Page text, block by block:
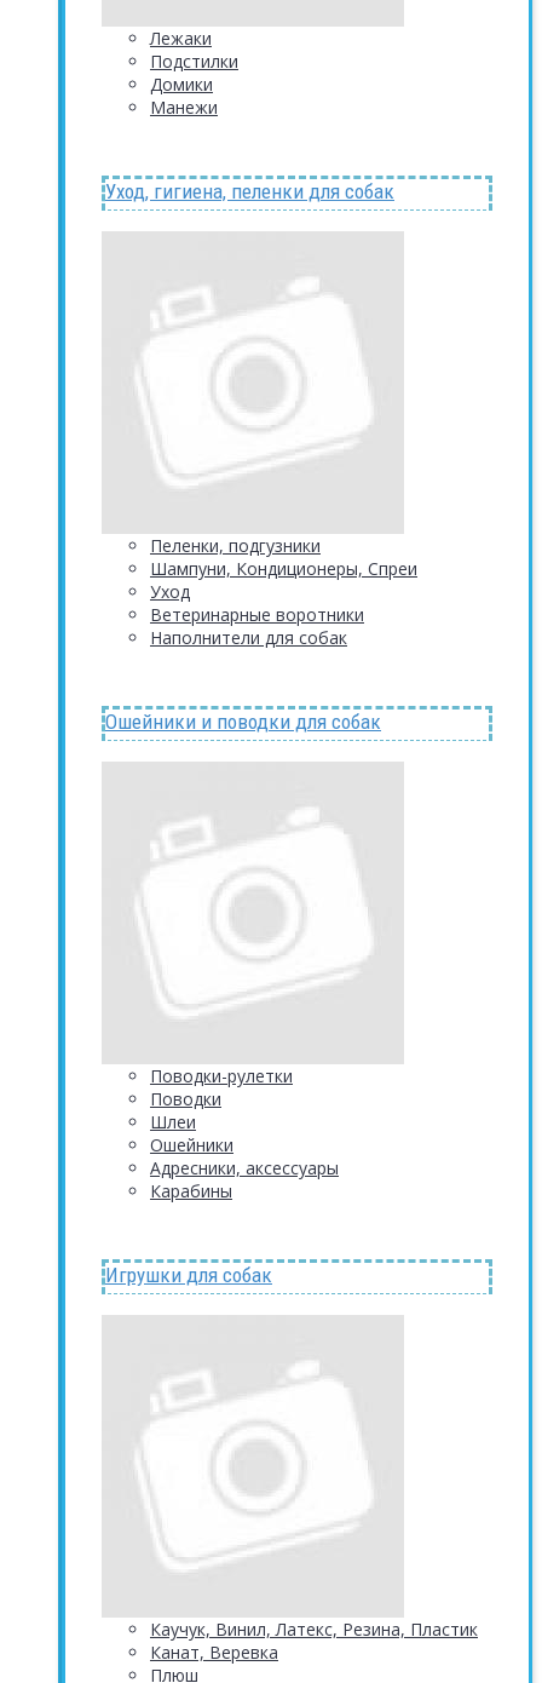
Лежаки
Подстилки
Домики
Манежи
Уход, гигиена, пеленки для собак
Пеленки, подгузники
Шампуни, Кондиционеры, Спреи
Уход
Ветеринарные воротники
Наполнители для собак
Ошейники и поводки для собак
Поводки-рулетки
Поводки
Шлеи
Ошейники
Адресники, аксессуары
Карабины
Игрушки для собак
Каучук, Винил, Латекс, Резина, Пластик
Канат, Веревка
Плюш